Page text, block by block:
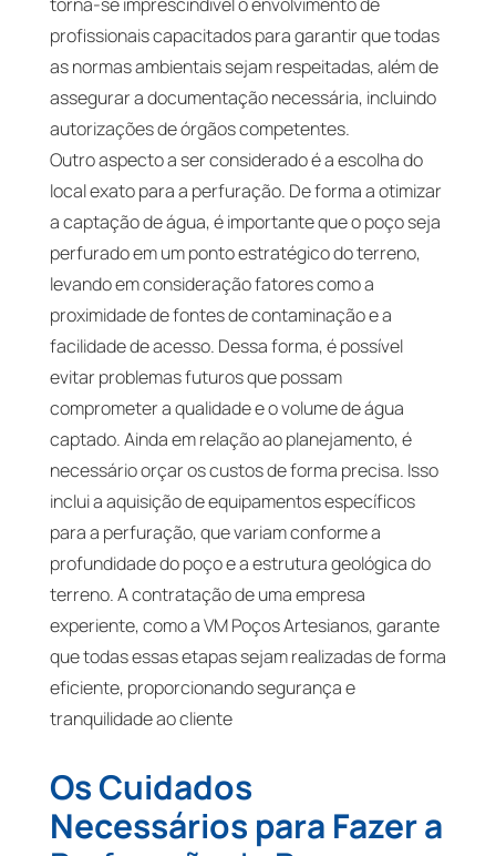
profissionais capacitados para garantir que todas
as normas ambientais sejam respeitadas, além de
assegurar a documentação necessária, incluindo
autorizações de órgãos competentes.
Outro aspecto a ser considerado é a escolha do
local exato para a perfuração. De forma a otimizar
a captação de água, é importante que o poço seja
perfurado em um ponto estratégico do terreno,
levando em consideração fatores como a
proximidade de fontes de contaminação e a
facilidade de acesso. Dessa forma, é possível
evitar problemas futuros que possam
comprometer a qualidade e o volume de água
captado. Ainda em relação ao planejamento, é
necessário orçar os custos de forma precisa. Isso
inclui a aquisição de equipamentos específicos
para a perfuração, que variam conforme a
profundidade do poço e a estrutura geológica do
terreno. A contratação de uma empresa
experiente, como a VM Poços Artesianos, garante
que todas essas etapas sejam realizadas de forma
eficiente, proporcionando segurança e
tranquilidade ao cliente
Os Cuidados
Necessários para Fazer a